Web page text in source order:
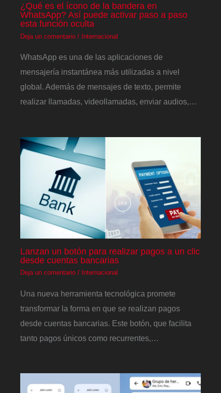
¿Qué es el ícono de la bandera en
WhatsApp? Así puede activar paso a paso
esta función oculta
Deja un comentario / Internacional
WhatsApp es una de las aplicaciones de
mensajería instantánea más utilizadas a nivel
global. Además de mensajes de texto, permite
realizar llamadas, videollamadas, enviar audios,…
Lanzan un botón para realizar pagos a un clic
desde cuentas bancarias
Deja un comentario / Internacional
Una nueva herramienta tecnológica promete
transformar la forma en que se realizan pagos
desde cuentas bancarias. Este botón, que facilita
tanto pagos únicos como recurrentes,…